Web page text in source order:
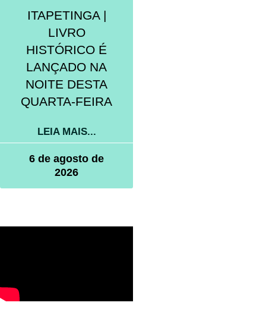
ITAPETINGA |
LIVRO
HISTÓRICO É
LANÇADO NA
NOITE DESTA
QUARTA-FEIRA
LEIA MAIS...
6 de agosto de
2026